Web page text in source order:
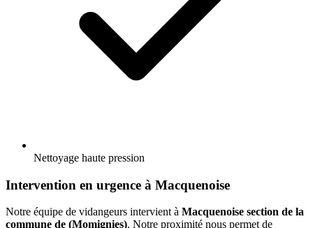
Nettoyage haute pression
Intervention en urgence à Macquenoise
Notre équipe de vidangeurs intervient à Macquenoise section de la
commune de (Momignies). Notre proximité nous permet de